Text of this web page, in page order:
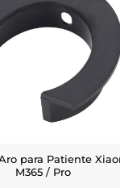
para Patiente
M365 / Pro